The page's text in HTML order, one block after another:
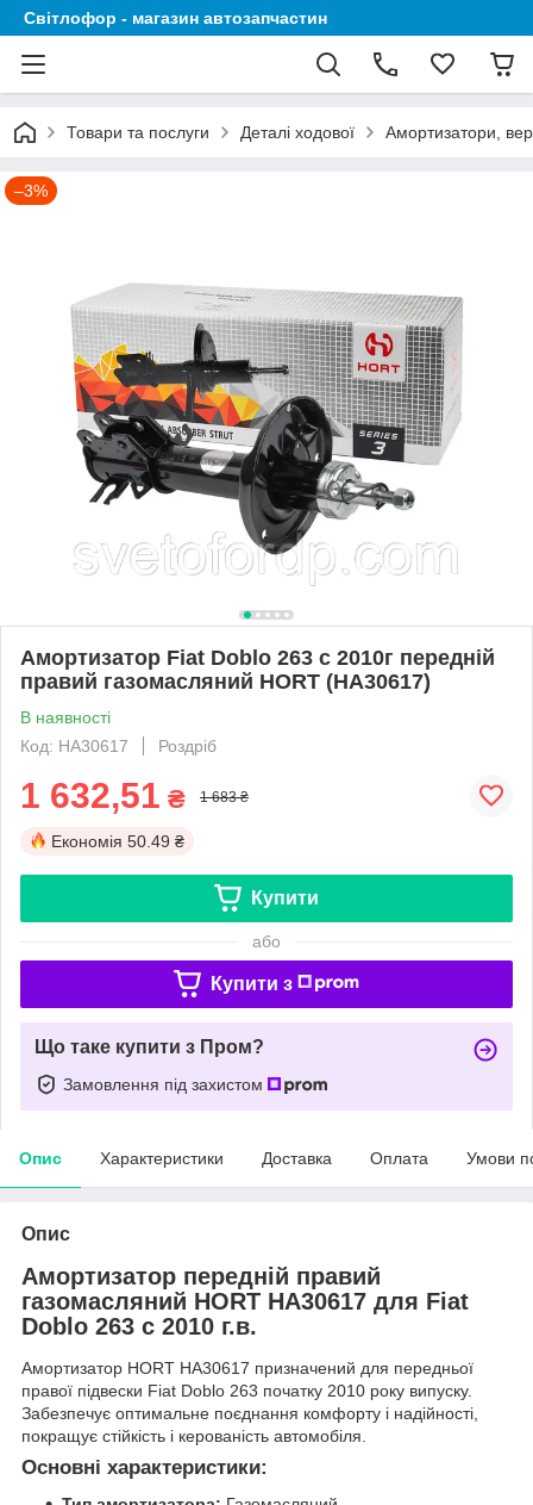
Світлофор - магазин автозапчастин
Товари та послуги Деталі ходової Амортизатори,
–3%
Амортизатор Fiat Doblo 263 с 2010г передній
правий газомасляний HORT (HA30617)
В наявності
Код: HA30617
Роздріб
1 632,51 ₴ 1 683 ₴
Економія 50.49 ₴
Купити
або
Купити з
Що таке купити з Пром?
Замовлення під захистом
Опис Характеристики Доставка Оплата Умови
Опис
Амортизатор передній правий
газомасляний HORT HA30617 для Fiat
Doblo 263 с 2010 г.в.
Амортизатор HORT HA30617 призначений для передньої
правої підвески Fiat Doblo 263 початку 2010 року випуску.
Забезпечує оптимальне поєднання комфорту і надійності,
покращує стійкість і керованість автомобіля.
Основні характеристики: